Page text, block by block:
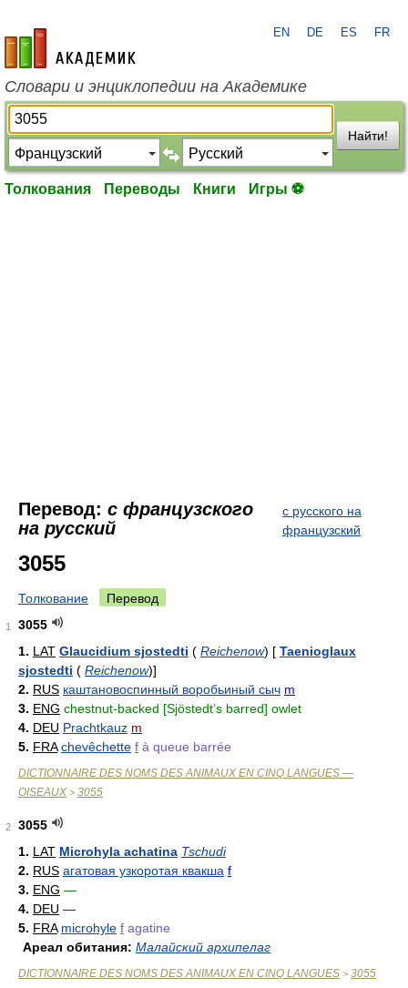
academic.ru
EN DE ES FR
Словари и энциклопедии на Академике
Найти!
Толкования Переводы Книги Игры ⚽
Перевод: с французского
на русский
с русского на
французский
3055
Толкование Перевод
1
3055
1. LAT Glaucidium sjostedti ( Reichenow) [ Taenioglaux
sjostedti ( Reichenow)]
2. RUS каштановоспинный воробьиный сыч m
3. ENG chestnut-backed [Sjöstedt’s barred] owlet
4. DEU Prachtkauz m
5. FRA chevêchette f à queue barrée
DICTIONNAIRE DES NOMS DES ANIMAUX EN CINQ LANGUES —
OISEAUX > 3055
2
3055
1. LAT Microhyla achatina Tschudi
2. RUS агатовая узкоротая квакша f
3. ENG —
4. DEU —
5. FRA microhyle f agatine
Ареал обитания: Малайский архипелаг
DICTIONNAIRE DES NOMS DES ANIMAUX EN CINQ LANGUES > 3055